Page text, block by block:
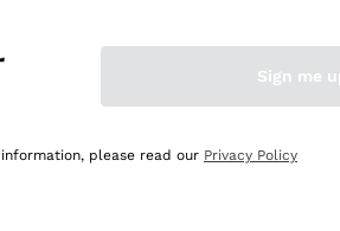
consiglio! 👍
Sign me
information, please read our Privacy Policy